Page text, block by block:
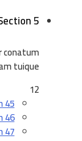
5
tuique
12
45
46
47